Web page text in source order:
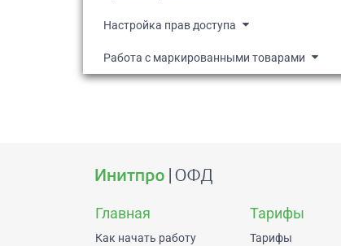
Настройка прав доступа
Работа с маркированными товарами
Главная
Как начать работу
Тарифы
Тарифы